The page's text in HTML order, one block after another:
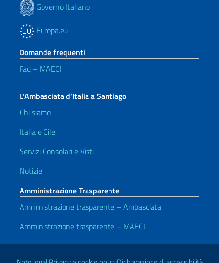
Governo Italiano
Europa.eu
Domande frequenti
Faq – MAECI
L’Ambasciata d’Italia a Santiago
Chi siamo
Italia e Cile
Servizi Consolari e Visti
Notizie
Amministrazione Trasparente
Amministrazione trasparente – Ambasciata
Amministrazione trasparente – MAECI
Link Utili